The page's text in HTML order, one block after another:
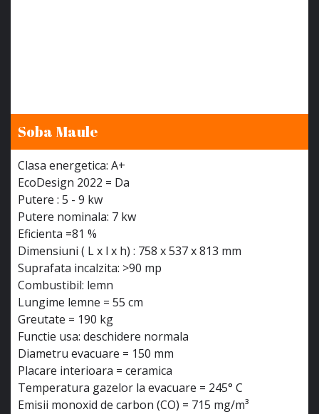
Soba Maule
Clasa energetica: A+
EcoDesign 2022 = Da
Putere : 5 - 9 kw
Putere nominala: 7 kw
Eficienta =81 %
Dimensiuni ( L x l x h) : 758 x 537 x 813 mm
Suprafata incalzita: >90 mp
Combustibil: lemn
Lungime lemne = 55 cm
Greutate = 190 kg
Functie usa: deschidere normala
Diametru evacuare = 150 mm
Placare interioara = ceramica
Temperatura gazelor la evacuare = 245° C
Emisii monoxid de carbon (CO) = 715 mg/m³